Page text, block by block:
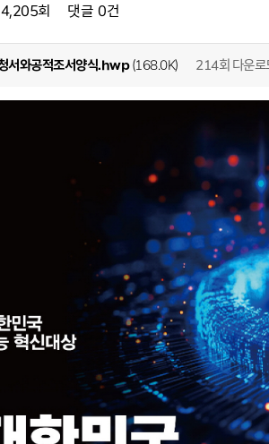
4,205회 댓글 0건
서와공적조서양식.hwp(168.0K) 214회 다운로